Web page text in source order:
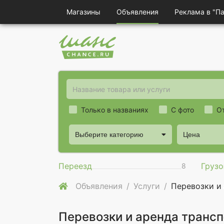
Магазины Объявления Реклама в
Только в названиях
Выберите категорию Цена
С фото
Переезд 8
Объявления
Услуги Перевозки и
Перевозки и аренда